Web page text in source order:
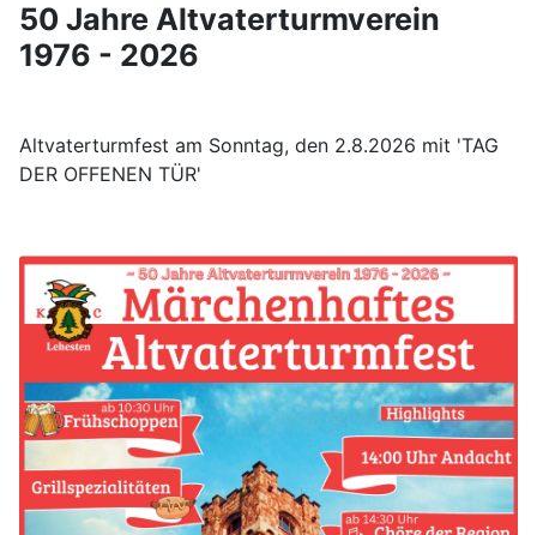
50 Jahre Altvaterturmverein
1976 - 2026
Altvaterturmfest am Sonntag, den 2.8.2026 mit 'TAG
DER OFFENEN TÜR'